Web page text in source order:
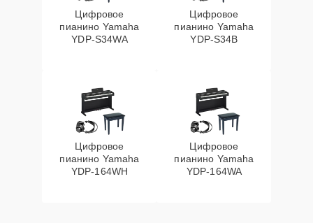
Цифровое
пианино Yamaha
YDP-S34WA
Цифровое
пианино Yamaha
YDP-S34B
Цифровое
пианино Yamaha
YDP-164WH
Цифровое
пианино Yamaha
YDP-164WA